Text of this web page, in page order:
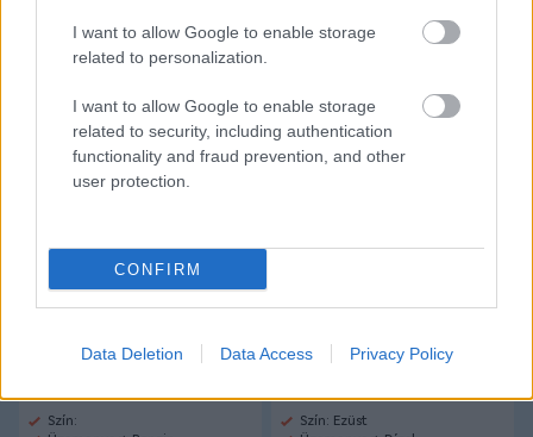
I want to allow Google to enable storage
related to personalization.
I want to allow Google to enable storage
related to security, including authentication
functionality and fraud prevention, and other
user protection.
CONFIRM
Data Deletion Data Access Privacy Policy
#PREMIER LEAGUE
Autópiac
Szín:
Szín: Ezüst